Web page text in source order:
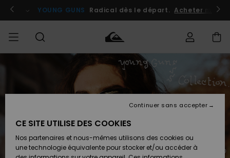
contenu Se connecter / s'inscrire
YOUNG GUNS Radical dès le départ. Acheter
Vêtements
Chaussures
& Tongs
Vêtements
Chaussures
& Tongs
FEMME
Shop
A
Découvrir
SURF
Surf
Shop
Homme
Surf
Shop
Enfant
Snow
Shop
Homme
Snow
Shop
Enfant
Outlet
Homme
Enfant
Accéder à
ma
commande
Retours
CE SITE UTILISE DES COOKIES
Nos partenaires et nous-mêmes utilisons des cookies ou
une technologie équivalente pour stocker et/ou accéder à
Continuer sans accepter